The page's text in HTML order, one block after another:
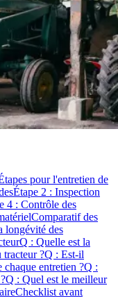
pour l'entretien de
Étape 2 : Inspection
4 : Contrôle des
Comparatif des
longévité des
Q : Quelle est la
tracteur ?Q : Est-il
chaque entretien ?Q :
Q : Quel est le meilleur
Checklist avant